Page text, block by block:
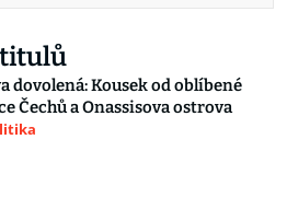
titulů
dovolená: Kousek od oblíbené
Čechů a Onassisova ostrova